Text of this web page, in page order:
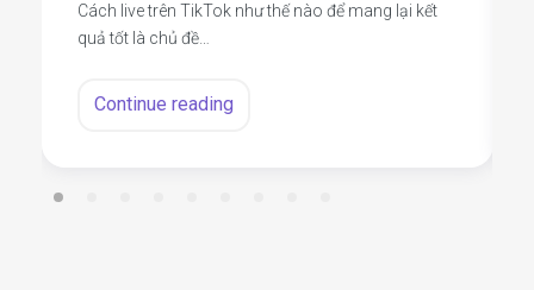
Cách live trên TikTok như thế nào để mang lại kết
quả tốt là chủ đề…
Continue reading